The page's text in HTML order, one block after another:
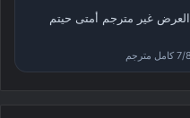
الحين العرض غير مترجم أمتى حيتم